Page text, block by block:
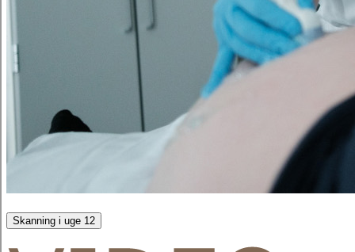
Skanning i uge 12